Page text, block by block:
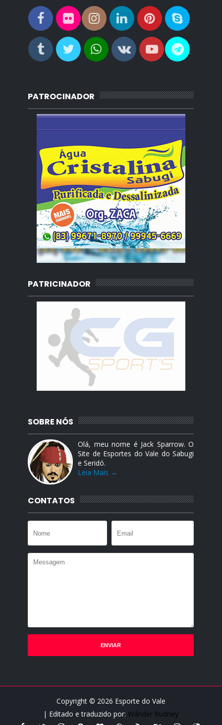
PATROCINADOR
PATRICINADOR
SOBRE NÓS
Olá, meu nome é Jack Sparrow. O
Site de Esportes do Vale do Sabugi
e Seridó.
Leia Mais →
CONTATOS
Copyright © 2026 Esporte do Vale
| Editado e traduzido por:Wânder Rudney